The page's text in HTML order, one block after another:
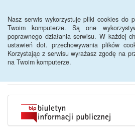
Nasz serwis wykorzystuje pliki cookies do
Twoim komputerze. Są one
poprawnego działania serwisu. W każdej
ustawień dot. przechowywania plików
Korzystając z serwisu wyrażasz zgodę na
na Twoim komputerze.
BIP - Urząd
Wyśmierzyce